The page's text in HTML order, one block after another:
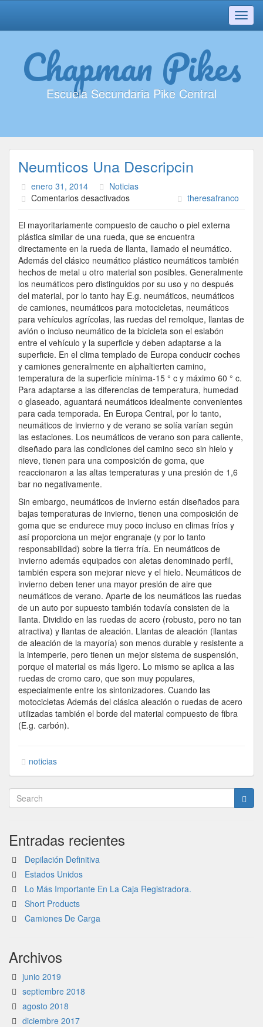
Chapman Pikes
Escuela Secundaria Pike Central
Neumticos Una Descripcin
enero 31, 2014
Noticias
Comentarios desactivadosen
Una
Descripcin
theresafranco
El mayoritariamente compuesto de caucho o piel externa
plástica similar de una rueda, que se encuentra
directamente en la rueda de llanta, llamado el neumático.
Además del clásico neumático plástico neumáticos también
hechos de metal u otro material son posibles. Generalmente
los neumáticos pero distinguidos por su uso y no después
del material, por lo tanto hay E.g. neumáticos, neumáticos
de camiones, neumáticos para motocicletas, neumáticos
para vehículos agrícolas, las ruedas del remolque, llantas de
avión o incluso neumático de la bicicleta son el eslabón
entre el vehículo y la superficie y deben adaptarse a la
superficie. En el clima templado de Europa conducir coches
y camiones generalmente en alphaltierten camino,
temperatura de la superficie mínima-15 ° c y máximo 60 ° c.
Para adaptarse a las diferencias de temperatura, humedad
o glaseado, aguantará neumáticos idealmente convenientes
para cada temporada. En Europa Central, por lo tanto,
neumáticos de invierno y de verano se solía varían según
las estaciones. Los neumáticos de verano son para caliente,
diseñado para las condiciones del camino seco sin hielo y
nieve, tienen para una composición de goma, que
reaccionaron a las altas temperaturas y una presión de 1,6
bar no negativamente.
Sin embargo, neumáticos de invierno están diseñados para
bajas temperaturas de invierno, tienen una composición de
goma que se endurece muy poco incluso en climas fríos y
así proporciona un mejor engranaje (y por lo tanto
responsabilidad) sobre la tierra fría. En neumáticos de
invierno además equipados con aletas denominado perfil,
también espera son mejorar nieve y el hielo. Neumáticos de
invierno deben tener una mayor presión de aire que
neumáticos de verano. Aparte de los neumáticos las ruedas
de un auto por supuesto también todavía consisten de la
llanta. Dividido en las ruedas de acero (robusto, pero no tan
atractiva) y llantas de aleación. Llantas de aleación (llantas
de aleación de la mayoría) son menos durable y resistente a
la intemperie, pero tienen un mejor sistema de suspensión,
porque el material es más ligero. Lo mismo se aplica a las
ruedas de cromo caro, que son muy populares,
especialmente entre los sintonizadores. Cuando las
motocicletas Además del clásica aleación o ruedas de acero
utilizadas también el borde del material compuesto de fibra
(E.g. carbón).
noticias
Entradas recientes
Depilación Definitiva
Estados Unidos
Lo Más Importante En La Caja Registradora.
Short Products
Camiones De Carga
Archivos
junio 2019
septiembre 2018
agosto 2018
diciembre 2017